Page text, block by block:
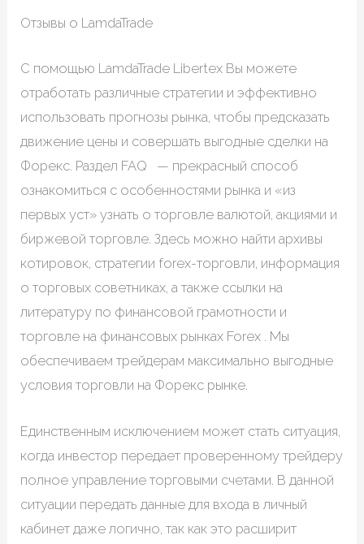
Отзывы о LamdaTrade
С помощью LamdaTrade Libertex Вы можете
отработать различные стратегии и эффективно
использовать прогнозы рынка, чтобы предсказать
движение цены и совершать выгодные сделки на
Форекс. Раздел FAQ — прекрасный способ
ознакомиться с особенностями рынка и «из
первых уст» узнать о торговле валютой, акциями и
биржевой торговле. Здесь можно найти архивы
котировок, стратегии forex-торговли, информация
о торговых советниках, а также ссылки на
литературу по финансовой грамотности и
торговле на финансовых рынках Forex . Мы
обеспечиваем трейдерам максимально выгодные
условия торговли на Форекс рынке.
Единственным исключением может стать ситуация,
когда инвестор передает проверенному трейдеру
полное управление торговыми счетами. В данной
ситуации передать данные для входа в личный
кабинет даже логично, так как это расширит